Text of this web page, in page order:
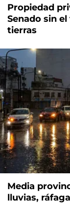
Propiedad
Senado sin
tierras
Media
lluvias,